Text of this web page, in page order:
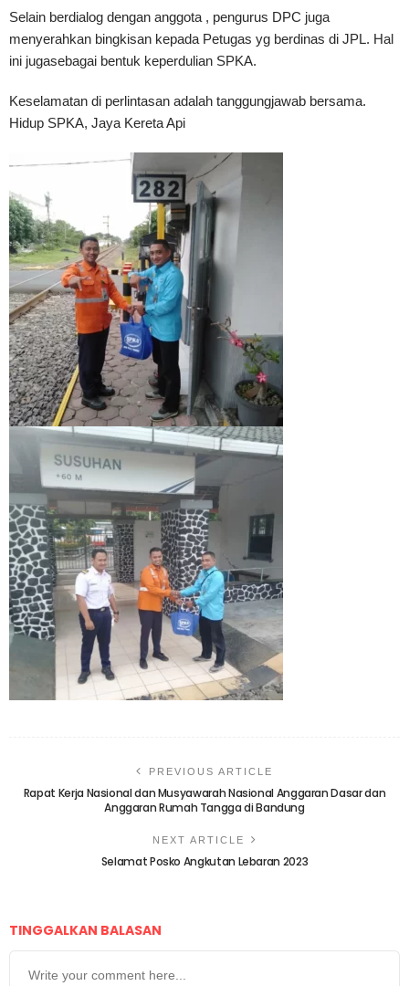
Selain berdialog dengan anggota , pengurus DPC juga
menyerahkan bingkisan kepada Petugas yg berdinas di JPL. Hal
ini jugasebagai bentuk keperdulian SPKA.
Keselamatan di perlintasan adalah tanggungjawab bersama.
Hidup SPKA, Jaya Kereta Api
PREVIOUS ARTICLE
Rapat Kerja Nasional dan Musyawarah Nasional Anggaran Dasar dan
Anggaran Rumah Tangga di Bandung
NEXT ARTICLE
Selamat Posko Angkutan Lebaran 2023
TINGGALKAN BALASAN